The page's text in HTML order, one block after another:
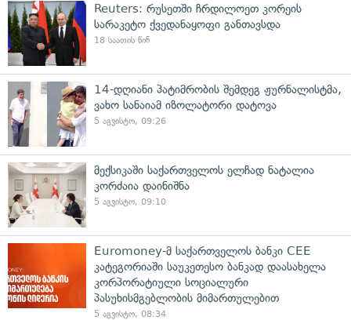
Reuters: რუსეთში ჩრდილოეთ კორეის
სარაკეტო ქვედანაყოფი განთავსდა
18 საათის წინ
14-დღიანი პატიმრობის შემდეგ ჟურნალისტმა,
ვახო სანაიამ იზოლატორი დატოვა
5 აგვისტო, 09:26
მექსიკაში საქართველოს ელჩად ნატალია
კორძაია დაინიშნა
5 აგვისტო, 09:10
Euromoney-მ საქართველოს ბანკი CEE
კატეგორიაში საუკეთესო ბანკად დაასახელა
კორპორატიული სოციალური
პასუხისმგებლობის მიმართულებით
5 აგვისტო, 08:34